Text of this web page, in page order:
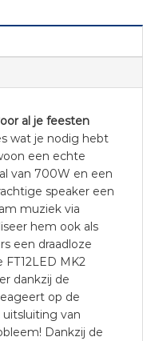
al je feesten
wat je nodig hebt
een echte
van 700W en een
speaker een
muziek via
hem ook als
een draadloze
MK2
dankzij de
op de
van
Dankzij de